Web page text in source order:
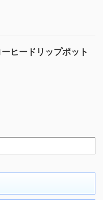
ヒードリップポット